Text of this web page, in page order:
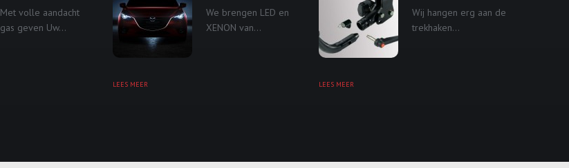
Met volle aandacht
gas geven Uw...
We brengen LED en
XENON van...
LEES MEER
Wij hangen erg aan de
trekhaken...
LEES MEER